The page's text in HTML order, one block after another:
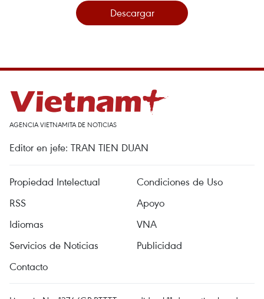
Descargar
AGENCIA VIETNAMITA DE NOTICIAS
Editor en jefe: TRAN TIEN DUAN
Propiedad Intelectual
Condiciones de Uso
RSS
Apoyo
Idiomas
VNA
Servicios de Noticias
Publicidad
Contacto